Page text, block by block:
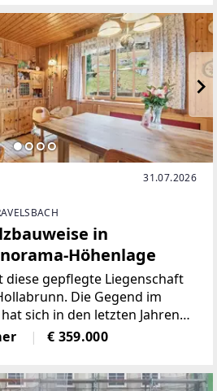
31.07.2026
in
Höhenlage
diese gepflegte Liegenschaft
Die Gegend im
sich in den letzten Jahren
Wienerinnen und
die Vorzüge eines
€ 359.000